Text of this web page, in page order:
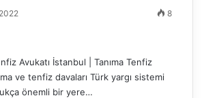
8
Avukatı İstanbul | Tanıma Tenfiz
ve tenfiz davaları Türk yargı sistemi
önemli bir yere…